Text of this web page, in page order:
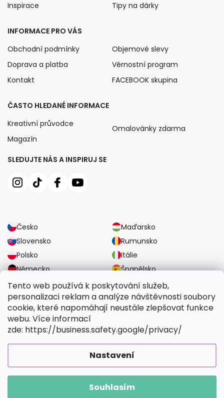
Tento web používá k poskytování služeb,
personalizaci reklam a analýze návštěvnosti soubory
cookie, které napomáhají neustále zlepšovat funkce
webu. Více informací
zde: https://business.safety.google/privacy/
Nastavení
Souhlasím
SLEDUJTE NÁS A INSPIRUJ SE
Česko
Maďarsko
Slovensko
Rumunsko
Polsko
Itálie
Německo
Španělsko
Velká Británie
Rakousko
Inspirace
Tipy na dárky
INFORMACE PRO VÁS
Obchodní podmínky
Doprava a platba
Kontakt
Objemové slevy
Věrnostní program
FACEBOOK skupina
ČASTO HLEDANÉ INFORMACE
Kreativní průvodce
Magazín
Omalovánky zdarma
SPOLEHLIVÉ MOŽNOSTI DOPRAVY
BEZPEČNÉ MOŽNOSTI PLATBY
Vymalujsisam.cz. Všechna práva vyhrazena.